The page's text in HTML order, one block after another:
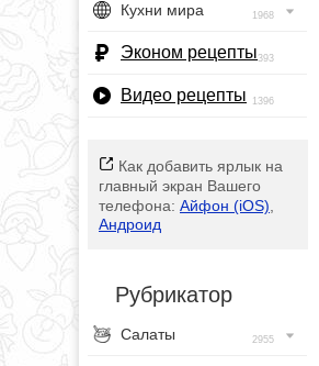
Кухни мира 1968
Эконом рецепты393
Видео рецепты 1396
Как добавить ярлык на
главный экран Вашего
телефона: Айфон (iOS)
Андроид
Рубрикатор
Салаты 2955